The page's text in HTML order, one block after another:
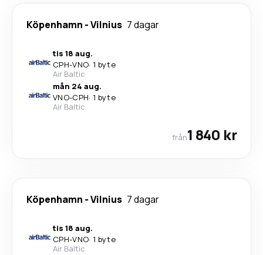
Köpenhamn -Vilnius 7 dagar
tis 18 aug.
CPH-VNO· 1 byte
Air Baltic
mån 24 aug.
VNO-CPH· 1 byte
Air Baltic
från1 840 kr
Köpenhamn -Vilnius 7 dagar
tis 18 aug.
CPH-VNO· 1 byte
Air Baltic